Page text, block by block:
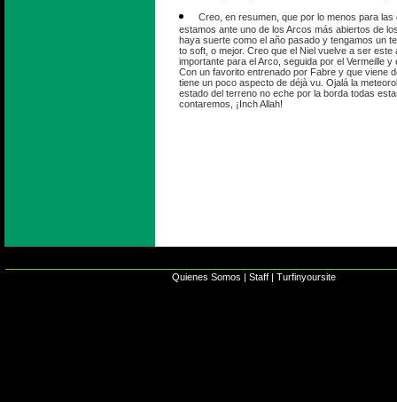
Creo, en resumen, que por lo menos para
estamos ante uno de los Arcos más abiertos de
haya suerte como el año pasado y tengamos un
to soft, o mejor. Creo que el Niel vuelve a ser este
importante para el Arco, seguida por el Vermeille y
Con un favorito entrenado por Fabre y que viene
tiene un poco aspecto de déjà vu. Ojalá la
estado del terreno no eche por la borda todas
contaremos, ¡Inch Allah!
Quienes Somos | Staff | Turfinyoursite